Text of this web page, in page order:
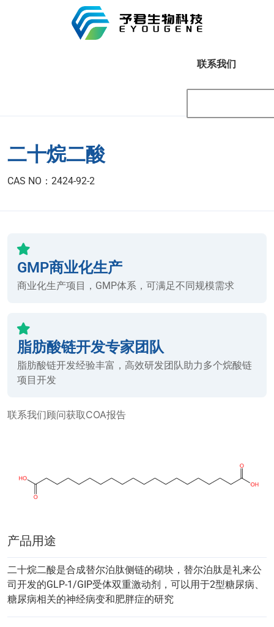
联系我们
二十烷二酸
CAS NO：2424-92-2
GMP商业化生产
商业化生产项目，GMP体系，可满足不同规模需求
脂肪酸链开发专家团队
脂肪酸链开发经验丰富，高效研发团队助力多个烷酸链
项目开发
联系我们顾问获取COA报告
产品用途
二十烷二酸是合成替尔泊肽侧链的砌块，替尔泊肽是礼来公
司开发的GLP-1/GIP受体双重激动剂，可以用于2型糖尿病、
糖尿病相关的神经病变和肥胖症的研究